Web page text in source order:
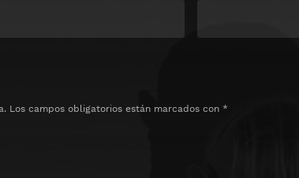
Los campos obligatorios están marcados con *